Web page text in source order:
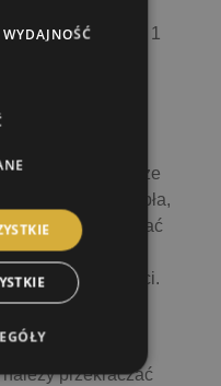
porcję (10 g – 1
w temperaturze
ciepła,
Nie przechowywać
otwarciu.
dla dzieci.
którykolwiek
przekraczać
WYDAJNOŚĆ